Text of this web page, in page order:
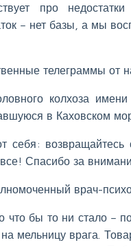
про
– нет базы, а мы
телеграммы от
колхоза
в Каховском
себя:
Спасибо за
врач-
бы то ни стало –
мельницу врага.